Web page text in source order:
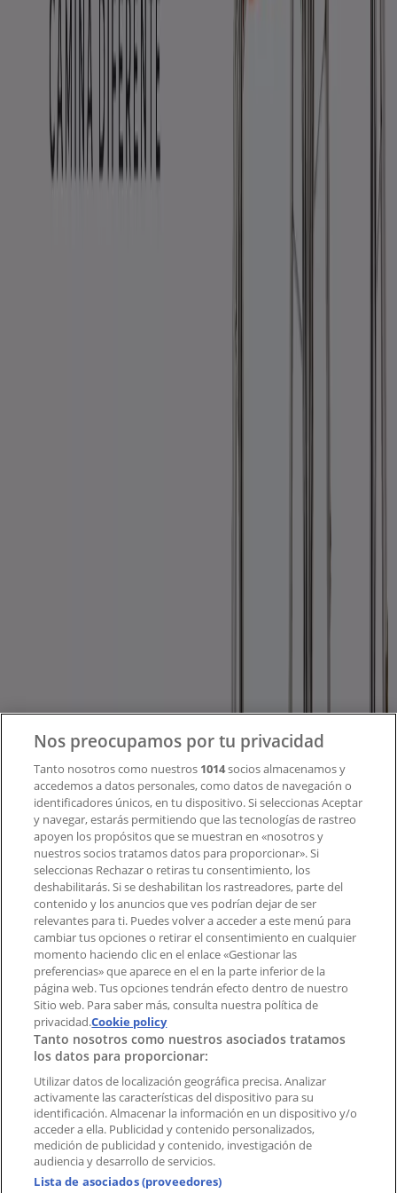
Contacto comercial y de marketing
Tienda mal colocada en el mapa
Notificar un folleto
¿Encontraste un problema en la web o en la
aplicación?
Índices
Marcas
Marcas locales
Negocios
Negocios cercanos
Productos
Productos locales
Ciudades
Descargar la APP Tiendeo
Nos preocupamos por tu privacidad
Tanto nosotros como nuestros 1014socios almacenamos y
accedemos a datos personales, como datos de navegación o
identificadores únicos, en tu dispositivo. Si seleccionas Aceptar
y navegar, estarás permitiendo que las tecnologías de rastreo
apoyen los propósitos que se muestran en «nosotros y
nuestros socios tratamos datos para proporcionar». Si
seleccionas Rechazar o retiras tu consentimiento, los
deshabilitarás. Si se deshabilitan los rastreadores, parte del
contenido y los anuncios que ves podrían dejar de ser
relevantes para ti. Puedes volver a acceder a este menú para
cambiar tus opciones o retirar el consentimiento en cualquier
momento haciendo clic en el enlace «Gestionar las
preferencias» que aparece en el en la parte inferior de la
página web. Tus opciones tendrán efecto dentro de nuestro
Sitio web. Para saber más, consulta nuestra política de
privacidad.Cookie policy
Tanto nosotros como nuestros asociados tratamos
los datos para proporcionar:
Utilizar datos de localización geográfica precisa. Analizar
activamente las características del dispositivo para su
identificación. Almacenar la información en un dispositivo y/o
acceder a ella. Publicidad y contenido personalizados,
medición de publicidad y contenido, investigación de
audiencia y desarrollo de servicios.
Lista de asociados (proveedores)